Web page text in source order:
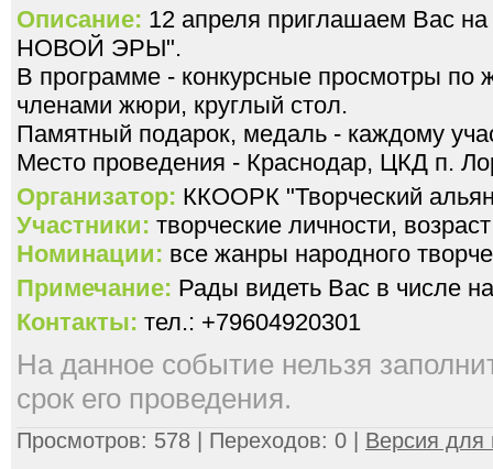
Описание: 12 апреля приглашаем Вас
НОВОЙ ЭРЫ".
В программе - конкурсные просмотры по
членами жюри, круглый стол.
Памятный подарок, медаль - каждому
Место проведения - Краснодар, ЦКД п.
Организатор: ККООРК "Творческий
Участники: творческие личности,
Номинации: все жанры народного
Примечание: Рады видеть Вас в числе
Контакты: тел.: +79604920301
На данное событие нельзя
срок его проведения.
Просмотров: 578 | Переходов: 0 | Версия для